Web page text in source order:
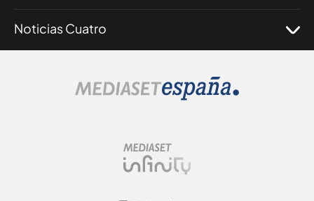
Noticias Cuatro